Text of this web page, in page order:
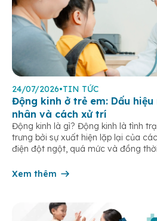
24/07/2026•TIN TỨC
Động kinh ở trẻ em: Dấu
nhân và cách xử trí
Động kinh là gì? Động kinh là tình
trưng bởi sự xuất hiện lặp lại của
điện đột ngột, quá mức và đồng
Xem thêm